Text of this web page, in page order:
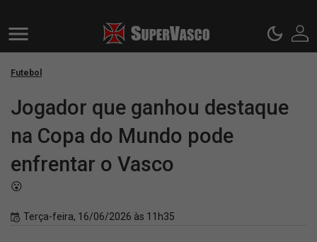
Futebol
Jogador que ganhou destaque
na Copa do Mundo pode
enfrentar o Vasco
😮
Terça-feira, 16/06/2026 às 11h35